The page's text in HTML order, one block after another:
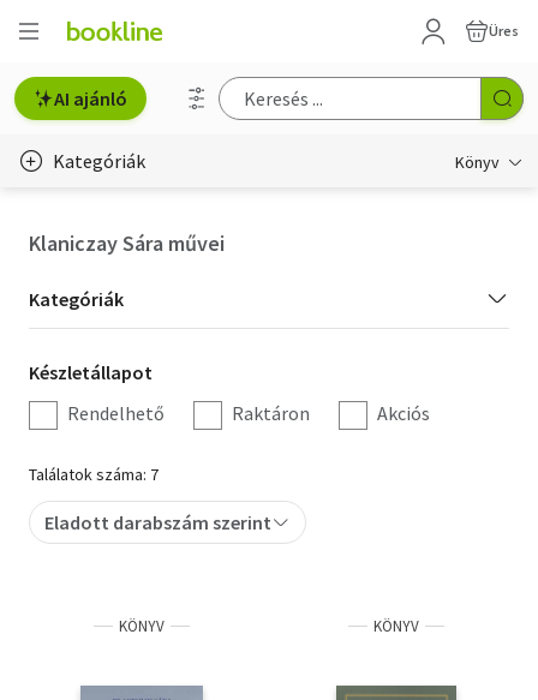
Üres
AI ajánló
Kategóriák Könyv
Hobbi, szabadidő
Irodalom
Művészet
Szakkönyv
Tankönyv, segédkönyv
Társadalomtudomány
Klaniczay Sára művei
Kategória
szűrés
Kategóriák
Készletállapot
szűrés
Készletállapot
Rendelhető
Raktáron Akciós
Találatok száma: 7
Eladott darabszám szerint
KÖNYV KÖNYV